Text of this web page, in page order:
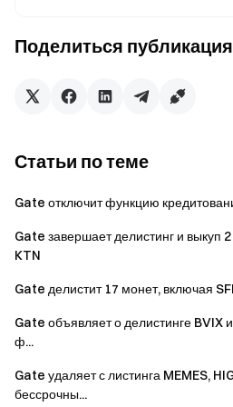
ордера будут отменены
скорректируйте свою
закрытия.
Пользователи с
скорректировать свои
завершены до 08:00 (UTC) 5
Gate приостановит
торговлю по сетке, Simple
торговлю, начиная с 03:00
Поделиться
Статьи по теме
Gate отключит функцию
Gate завершает делистинг и выкуп
KTN
Gate делистит 17 монет, включая
Gate объявляет о делистинге BVIX
ф...
Gate удаляет с листинга MEMES,
бессрочны...